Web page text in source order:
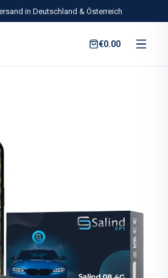
in Deutschland & Österreich
€0.00
Salind 08 4G — Plug-and-Play